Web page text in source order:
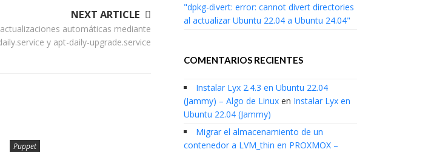
NEXT ARTICLE
automáticas mediante
y apt-daily-upgrade.service
Puppet
"dpkg-divert: error: cannot divert directories
al actualizar Ubuntu 22.04 a Ubuntu 24.04"
COMENTARIOS RECIENTES
Instalar Lyx 2.4.3 en Ubuntu 22.04
(Jammy) – Algo de Linux en Instalar Lyx en
Ubuntu 22.04 (Jammy)
Migrar el almacenamiento de un
contenedor a LVM_thin en PROXMOX –